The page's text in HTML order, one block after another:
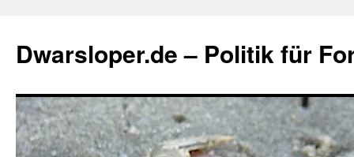
springen
Dwarsloper.de – Politik für